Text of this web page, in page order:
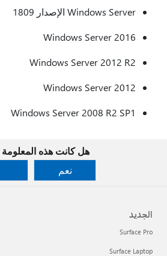
Windows Server الإصدار 1809
Windows Server 2016
Windows Server 2012 R2
Windows Server 2012
Windows Server 2008 R2 SP1
هل كانت هذه
نعم
الجديد
Surface Pro
Surface Laptop